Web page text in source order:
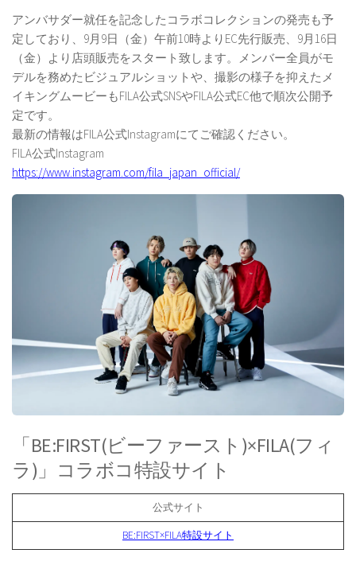
アンバサダー就任を記念したコラボコレクションの発売も予
定しており、9月9日（金）午前10時よりEC先行販売、9月16日
（金）より店頭販売をスタート致します。メンバー全員がモ
デルを務めたビジュアルショットや、撮影の様子を抑えたメ
イキングムービーもFILA公式SNSやFILA公式EC他で順次公開予
定です。
最新の情報はFILA公式Instagramにてご確認ください。
FILA公式Instagram
https://www.instagram.com/fila_japan_official/
「BE:FIRST(ビーファースト)×FILA(フィ
ラ)」コラボコ特設サイト
公式サイト
BE:FIRST×FILA特設サイト